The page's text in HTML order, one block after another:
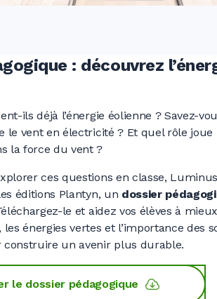
: découvrez
ils déjà l’énergie éolienne ? Savez-
le vent en électricité ? Et quel rôle joue
la force du vent ?
ces questions en classe,
éditions Plantyn, un dossier
le et aidez vos élèves à
énergies vertes et l’importance des
construire un avenir plus durable.
le dossier pédagogique